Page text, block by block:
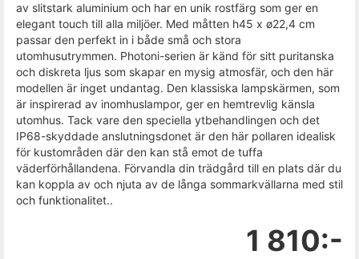
av slitstark aluminium och har en unik rostfärg som ger en
elegant touch till alla miljöer. Med måtten h45 x ø22,4 cm
passar den perfekt in i både små och stora
utomhusutrymmen. Photoni-serien är känd för sitt puritanska
och diskreta ljus som skapar en mysig atmosfär, och den här
modellen är inget undantag. Den klassiska lampskärmen, som
är inspirerad av inomhuslampor, ger en hemtrevlig känsla
utomhus. Tack vare den speciella ytbehandlingen och det
IP68-skyddade anslutningsdonet är den här pollaren idealisk
för kustområden där den kan stå emot de tuffa
väderförhållandena. Förvandla din trädgård till en plats där du
kan koppla av och njuta av de långa sommarkvällarna med stil
och funktionalitet..
1 810:-